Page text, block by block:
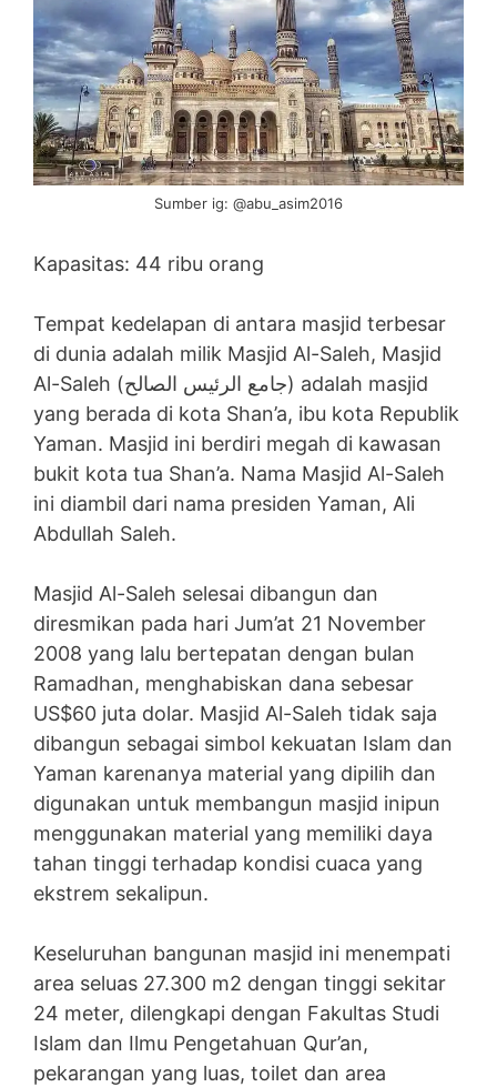
Sumber ig: @abu_asim2016
Kapasitas: 44 ribu orang
Tempat kedelapan di antara masjid terbesar
di dunia adalah milik Masjid Al-Saleh, Masjid
Al-Saleh (جامع الرئيس الصالح) adalah masjid
yang berada di kota Shan’a, ibu kota Republik
Yaman. Masjid ini berdiri megah di kawasan
bukit kota tua Shan’a. Nama Masjid Al-Saleh
ini diambil dari nama presiden Yaman, Ali
Abdullah Saleh.
Masjid Al-Saleh selesai dibangun dan
diresmikan pada hari Jum’at 21 November
2008 yang lalu bertepatan dengan bulan
Ramadhan, menghabiskan dana sebesar
US$60 juta dolar. Masjid Al-Saleh tidak saja
dibangun sebagai simbol kekuatan Islam dan
Yaman karenanya material yang dipilih dan
digunakan untuk membangun masjid inipun
menggunakan material yang memiliki daya
tahan tinggi terhadap kondisi cuaca yang
ekstrem sekalipun.
Keseluruhan bangunan masjid ini menempati
area seluas 27.300 m2 dengan tinggi sekitar
24 meter, dilengkapi dengan Fakultas Studi
Islam dan Ilmu Pengetahuan Qur’an,
pekarangan yang luas, toilet dan area